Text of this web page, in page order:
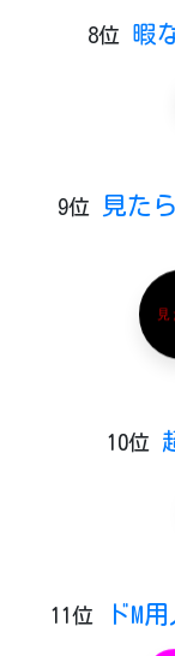
8位 暇
9位 見た
10位
11位 ドM